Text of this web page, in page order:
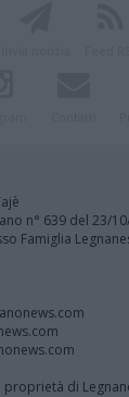
n° 639 del 23/
Famiglia
di